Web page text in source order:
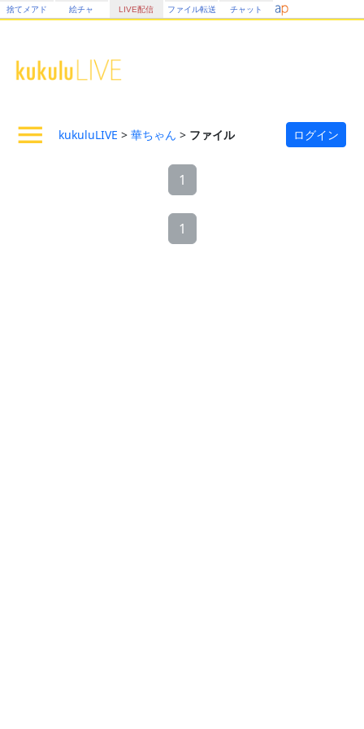
捨てメアド 絵チャ LIVE配信 ファイル転送 チャット
kukuluLIVE > 華ちゃん > ファイル ログイン
1
1